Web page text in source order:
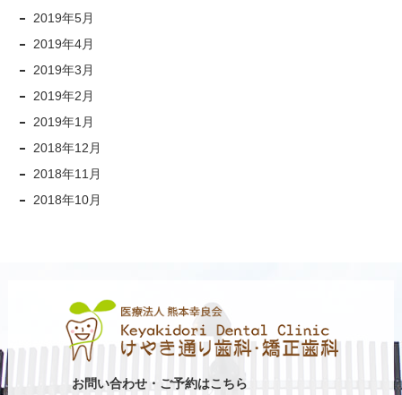
2019年5月
2019年4月
2019年3月
2019年2月
2019年1月
2018年12月
2018年11月
2018年10月
お問い合わせ・ご予約はこちら